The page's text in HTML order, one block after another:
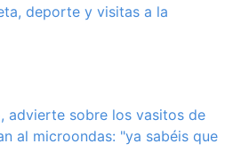
deporte y visitas a la
advierte sobre los vasitos de
al microondas: "ya sabéis que